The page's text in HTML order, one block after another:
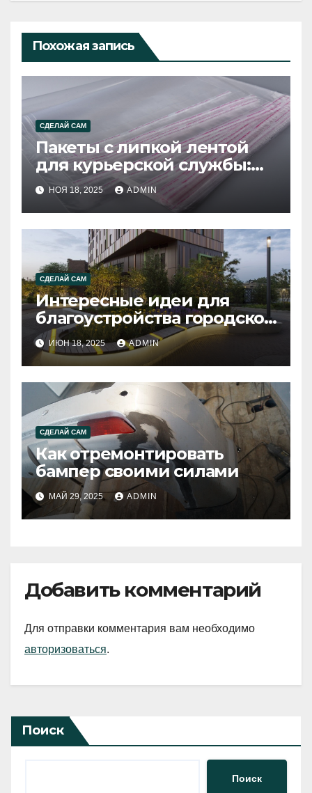
Похожая запись
СДЕЛАЙ САМ
Пакеты с липкой лентой
для курьерской службы:
оптимальное решение для
безопасной и удобной
доставки
НОЯ 18, 2025 ADMIN
СДЕЛАЙ САМ
Интересные идеи для
благоустройства городской
среды
ИЮН 18, 2025 ADMIN
СДЕЛАЙ САМ
Как отремонтировать
бампер своими силами
МАЙ 29, 2025 ADMIN
Добавить комментарий
Для отправки комментария вам необходимо
авторизоваться.
Поиск
Поиск